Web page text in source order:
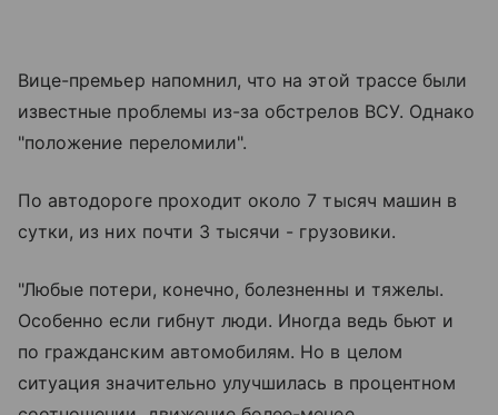
Вице-премьер напомнил, что на этой трассе были
известные проблемы из-за обстрелов ВСУ. Однако
"положение переломили".
По автодороге проходит около 7 тысяч машин в
сутки, из них почти 3 тысячи - грузовики.
"Любые потери, конечно, болезненны и тяжелы.
Особенно если гибнут люди. Иногда ведь бьют и
по гражданским автомобилям. Но в целом
ситуация значительно улучшилась в процентном